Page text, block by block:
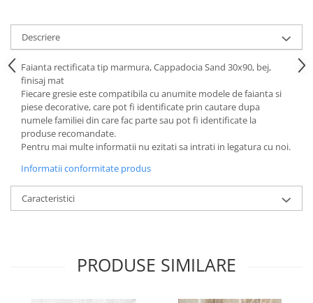
Descriere
Faianta rectificata tip marmura, Cappadocia Sand 30x90, bej,
finisaj mat
Fiecare gresie este compatibila cu anumite modele de faianta si
piese decorative, care pot fi identificate prin cautare dupa
numele familiei din care fac parte sau pot fi identificate la
produse recomandate.
Pentru mai multe informatii nu ezitati sa intrati in legatura cu noi.
Informatii conformitate produs
Caracteristici
PRODUSE SIMILARE